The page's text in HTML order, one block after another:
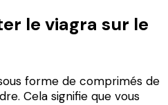
le viagra sur le
forme de comprimés de
Cela signifie que vous